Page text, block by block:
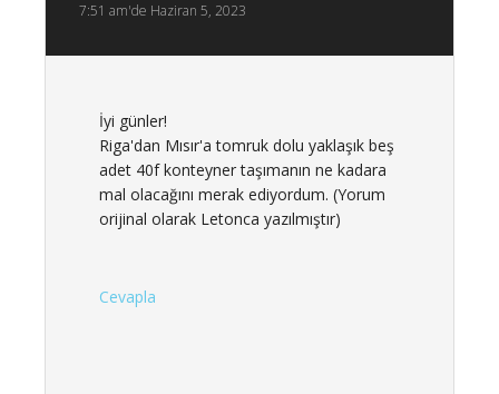
7:51 am'de Haziran 5, 2023
İyi günler!
Riga'dan Mısır'a tomruk dolu yaklaşık beş
adet 40f konteyner taşımanın ne kadara
mal olacağını merak ediyordum. (Yorum
orijinal olarak Letonca yazılmıştır)
Cevapla